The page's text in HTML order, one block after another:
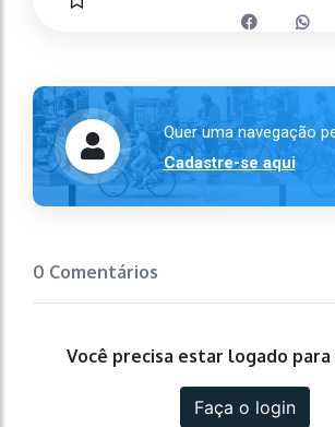
Quer uma navegação
Cadastre-se aqui
0 Comentários
Você precisa estar logado
Faça o login